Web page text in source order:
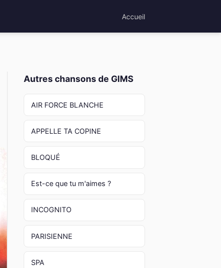
Accueil
Autres chansons de GIMS
AIR FORCE BLANCHE
APPELLE TA COPINE
BLOQUÉ
Est-ce que tu m'aimes ?
INCOGNITO
PARISIENNE
SPA